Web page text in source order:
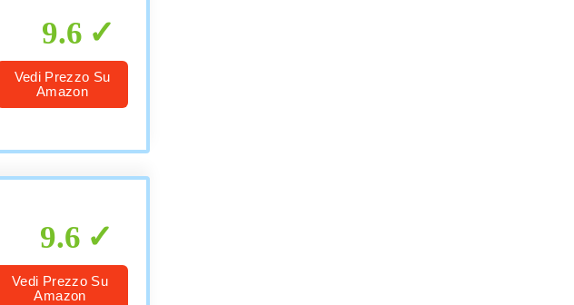
9.6
Vedi Prezzo Su
Amazon
9.6
Vedi Prezzo Su
Amazon